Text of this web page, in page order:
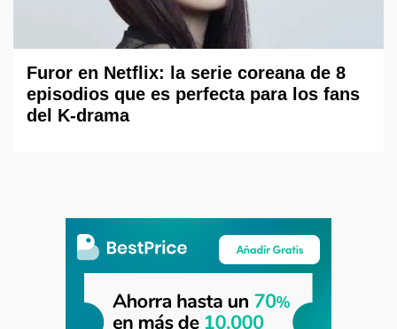
Furor en Netflix: la serie coreana de 8
episodios que es perfecta para los fans
del K-drama